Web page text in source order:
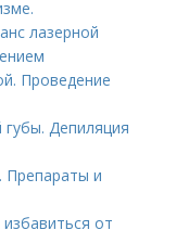
лазерной
Проведение
губы. Депиляция
Препараты и
от